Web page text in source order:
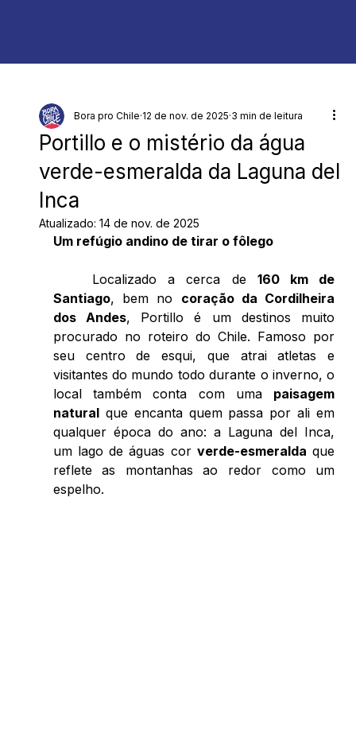
Portillo e o mistério da água
verde-esmeralda da Laguna del
Inca
Bora pro Chile 12 de nov. de 2025 3 min de leitura
Atualizado: 14 de nov. de 2025
Um refúgio andino de tirar o fôlego
	Localizado a cerca de
160 km de
Santiago, bem no coração da Cordilheira
dos Andes, Portillo é um destinos muito
procurado no roteiro do Chile. Famoso por
seu centro de esqui, que atrai atletas e
visitantes do mundo todo durante o inverno, o
local também conta com uma paisagem
natural que encanta quem passa por ali em
qualquer época do ano: a Laguna del Inca,
um lago de águas cor verde-esmeralda que
reflete as montanhas ao redor como um
espelho.